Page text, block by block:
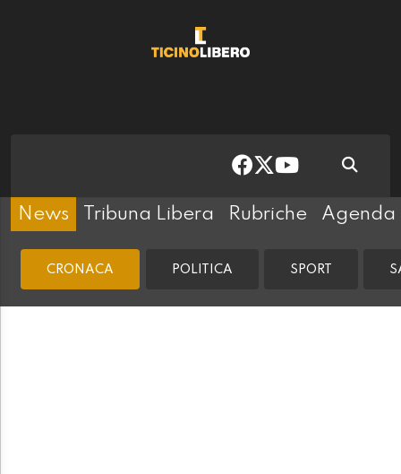
News Tribuna Libera Rubriche Agenda
CRONACA POLITICA SPORT